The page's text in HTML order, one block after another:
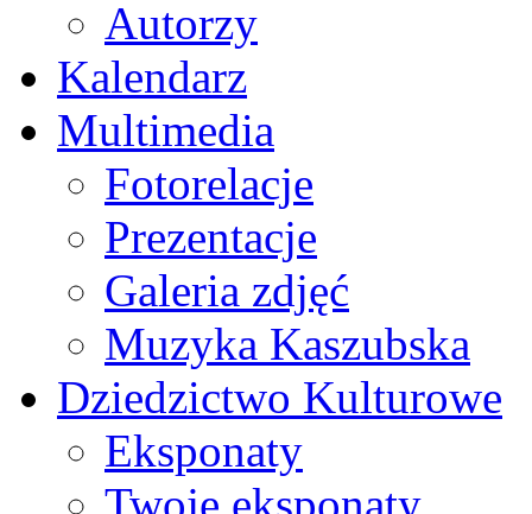
Autorzy
Kalendarz
Multimedia
Fotorelacje
Prezentacje
Galeria zdjęć
Muzyka Kaszubska
Dziedzictwo Kulturowe
Eksponaty